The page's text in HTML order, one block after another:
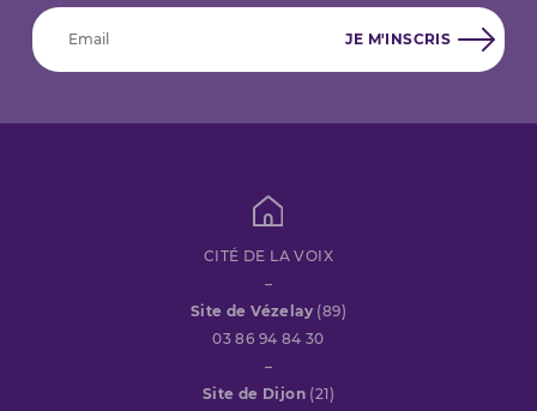
CITÉ DE LA VOIX
–
Site de Vézelay (89)
03 86 94 84 30
–
Site de Dijon (21)